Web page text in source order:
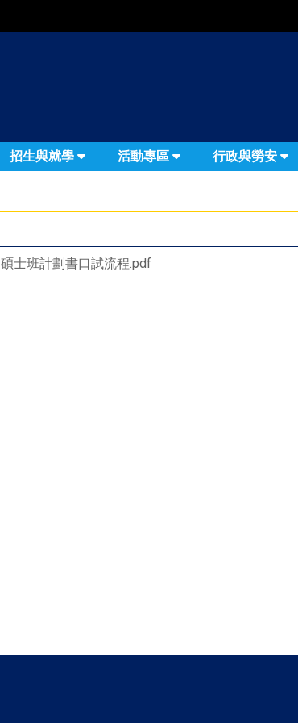
招生與就學 活動專區 行政與勞安
碩士班計劃書口試流程.pdf